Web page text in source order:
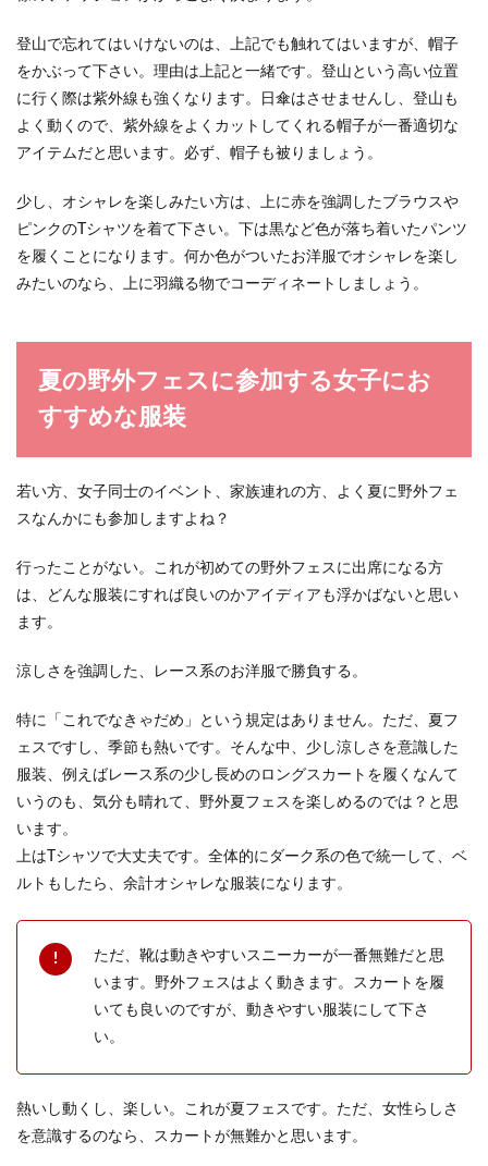
まず頭をよぎるのが「どんな服装で行けば良いん
だろう」とい...
全身黒のコーデはダサい？おしゃれに
全身黒のコーデをしてみたいと思っても、勇気が
出ずになかなかチャレンジできない人もいるので
はないでしょ...
登山で忘れてはいけないのは、上記でも触れてはいますが、帽子
をかぶって下さい。理由は上記と一緒です。登山という高い位置
に行く際は紫外線も強くなります。日傘はさせませんし、登山も
よく動くので、紫外線をよくカットしてくれる帽子が一番適切な
アイテムだと思います。必ず、帽子も被りましょう。
少し、オシャレを楽しみたい方は、上に赤を強調したブラウスや
ピンクのTシャツを着て下さい。下は黒など色が落ち着いたパンツ
を履くことになります。何か色がついたお洋服でオシャレを楽し
みたいのなら、上に羽織る物でコーディネートしましょう。
夏の野外フェスに参加する女子にお
すすめな服装
若い方、女子同士のイベント、家族連れの方、よく夏に野外フェ
スなんかにも参加しますよね？
行ったことがない。これが初めての野外フェスに出席になる方
は、どんな服装にすれば良いのかアイディアも浮かばないと思い
ます。
涼しさを強調した、レース系のお洋服で勝負する。
特に「これでなきゃだめ」という規定はありません。ただ、夏フ
ェスですし、季節も熱いです。そんな中、少し涼しさを意識した
服装、例えばレース系の少し長めのロングスカートを履くなんて
いうのも、気分も晴れて、野外夏フェスを楽しめるのでは？と思
います。
上はTシャツで大丈夫です。全体的にダーク系の色で統一して、ベ
ルトもしたら、余計オシャレな服装になります。
ただ、靴は動きやすいスニーカーが一番無難だと思
います。野外フェスはよく動きます。スカートを履
いても良いのですが、動きやすい服装にして下さ
い。
熱いし動くし、楽しい。これが夏フェスです。ただ、女性らしさ
を意識するのなら、スカートが無難かと思います。